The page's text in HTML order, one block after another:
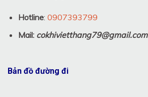
Hotline: 0907393799
Mail: cokhivietthang79@gmail.com
Bản đồ đường đi